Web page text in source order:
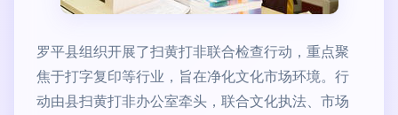
罗平县组织开展了扫黄打非联合检查行动，重点聚
焦于打字复印等行业，旨在净化文化市场环境。行
动由县扫黄打非办公室牵头，联合文化执法、市场